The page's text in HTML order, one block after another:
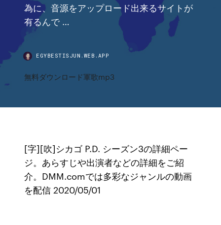
為に、音源をアップロード出来るサイトが
有るんで …
EGYBESTISJUN.WEB.APP
無料ダウンロード軍歌mp3
[字][吹]シカゴ P.D. シーズン3の詳細ペー
ジ。あらすじや出演者などの詳細をご紹
介。DMM.comでは多彩なジャンルの動画
を配信 2020/05/01